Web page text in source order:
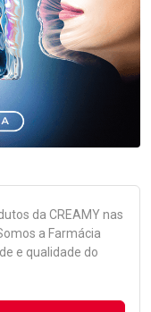
da CREAMYnas
a Farmácia
e qualidade do